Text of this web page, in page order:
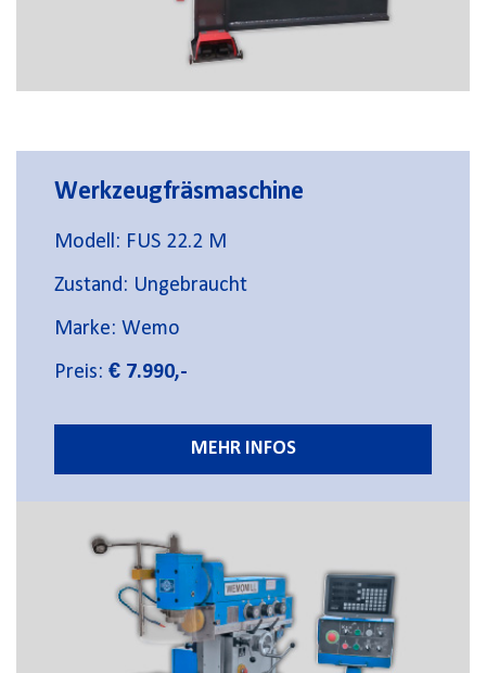
Werkzeugfräsmaschine
Modell: FUS 22.2 M
Zustand: Ungebraucht
Marke: Wemo
Preis: € 7.990,-
MEHR INFOS